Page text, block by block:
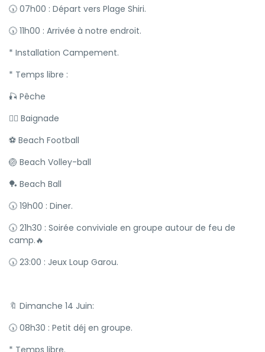
🕠 07h00 : Départ vers Plage Shiri.
🕠 11h00 : Arrivée à notre endroit.
* Installation Campement.
* Temps libre :
🎣 Pêche
🏊‍♂️ Baignade
⚽️ Beach Football
🏐 Beach Volley-ball
🏓 Beach Ball
🕠 19h00 : Diner.
🕠 21h30 : Soirée conviviale en groupe autour de feu de
camp.🔥
🕠 23:00 : Jeux Loup Garou.
🔖 Dimanche 14 Juin:
🕠 08h30 : Petit déj en groupe.
* Temps libre.